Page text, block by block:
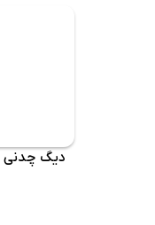
دیگ چدنی f-308 سوپر 500 شوفاژکار